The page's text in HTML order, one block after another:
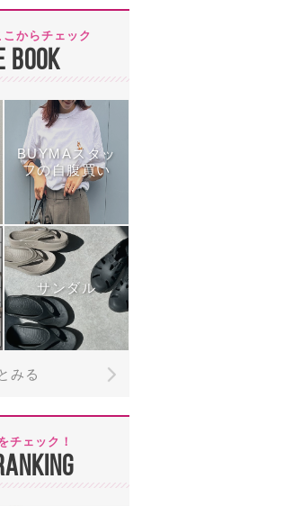
からチェック
BOOK
BUYMAスタッ
フの自腹買い
サンダル
みる
チェック！